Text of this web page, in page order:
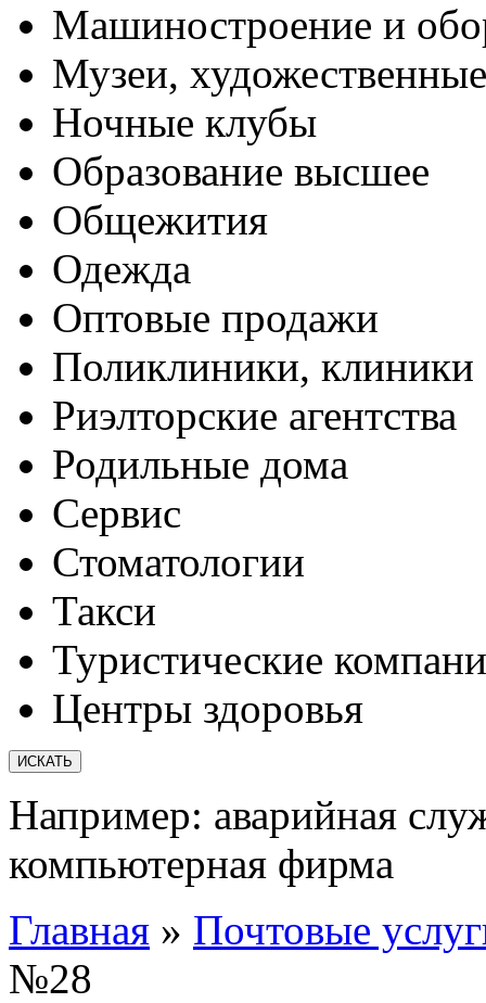
Машиностроение и
Музеи,
Ночные клубы
Образование высшее
Общежития
Одежда
Оптовые продажи
Поликлиники, клиники
Риэлторские агентства
Родильные дома
Сервис
Стоматологии
Такси
Туристические
Центры здоровья
Например: аварийная
компьютерная фирма
Главная » Почтовые
№28